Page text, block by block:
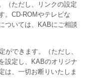
（ただし、リンクの設定
。CD-ROMやテレビな
ついては、KABにご相談
ができます。（ただし、
設定し、KABのオリジナ
は、一切お断りいたしま